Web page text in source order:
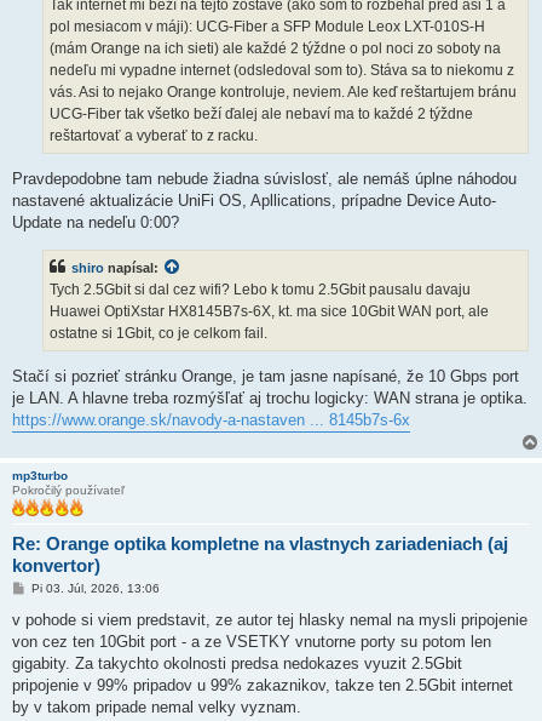
Tak internet mi beží na tejto zostave (ako som to rozbehal pred asi 1 a
pol mesiacom v máji): UCG-Fiber a SFP Module Leox LXT-010S-H
(mám Orange na ich sieti) ale každé 2 týždne o pol noci zo soboty na
nedeľu mi vypadne internet (odsledoval som to). Stáva sa to niekomu z
vás. Asi to nejako Orange kontroluje, neviem. Ale keď reštartujem bránu
UCG-Fiber tak všetko beží ďalej ale nebaví ma to každé 2 týždne
reštartovať a vyberať to z racku.
Pravdepodobne tam nebude žiadna súvislosť, ale nemáš úplne náhodou
nastavené aktualizácie UniFi OS, Apllications, prípadne Device Auto-
Update na nedeľu 0:00?
shiro napísal:
Tych 2.5Gbit si dal cez wifi? Lebo k tomu 2.5Gbit pausalu davaju
Huawei OptiXstar HX8145B7s-6X, kt. ma sice 10Gbit WAN port, ale
ostatne si 1Gbit, co je celkom fail.
Stačí si pozrieť stránku Orange, je tam jasne napísané, že 10 Gbps port
je LAN. A hlavne treba rozmýšľať aj trochu logicky: WAN strana je optika.
https://www.orange.sk/navody-a-nastaven ... 8145b7s-6x
mp3turbo
Pokročilý používateľ
Re: Orange optika kompletne na vlastnych zariadeniach (aj
konvertor)
P
í
s
p
e
v
o
k
Pi 03. Júl, 2026, 13:06
v pohode si viem predstavit, ze autor tej hlasky nemal na mysli pripojenie
von cez ten 10Gbit port - a ze VSETKY vnutorne porty su potom len
gigabity. Za takychto okolnosti predsa nedokazes vyuzit 2.5Gbit
pripojenie v 99% pripadov u 99% zakaznikov, takze ten 2.5Gbit internet
by v takom pripade nemal velky vyznam.